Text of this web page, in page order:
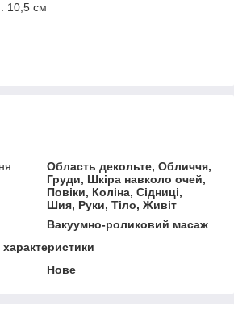
10,5 см
Область декольте, Обличчя,
Груди, Шкіра навколо очей,
Повіки, Коліна, Сідниці,
Шия, Руки, Тіло, Живіт
Вакуумно-роликовий масаж
Нове